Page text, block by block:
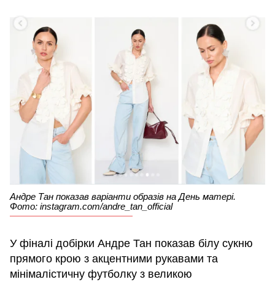
Андре Тан показав варіанти образів на День матері.
Фото: instagram.com/andre_tan_official
У фіналі добірки Андре Тан показав білу сукню
прямого крою з акцентними рукавами та
мінімалістичну футболку з великою